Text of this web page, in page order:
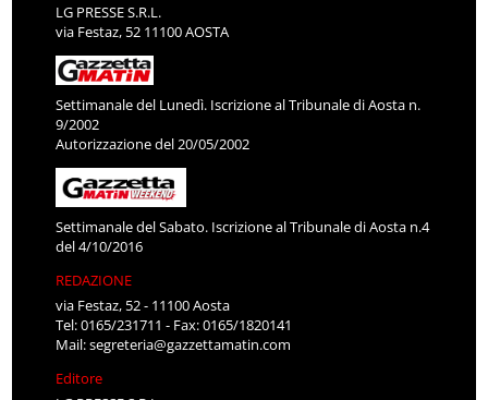
LG PRESSE S.R.L.
via Festaz, 52 11100 AOSTA
Settimanale del Lunedì. Iscrizione al Tribunale di Aosta n.
9/2002
Autorizzazione del 20/05/2002
Settimanale del Sabato. Iscrizione al Tribunale di Aosta n.4
del 4/10/2016
REDAZIONE
via Festaz, 52 - 11100 Aosta
Tel: 0165/231711 - Fax: 0165/1820141
Mail:segreteria@gazzettamatin.com
Editore